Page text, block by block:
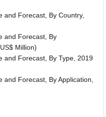
and Forecast, By Country,
and Forecast, By
Million)
and Forecast, By Type, 2019
and Forecast, By Application,